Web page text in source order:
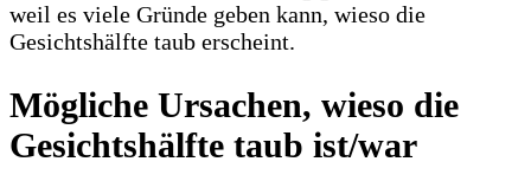
weil es viele Gründe geben kann, wieso die
Gesichtshälfte taub erscheint.
Mögliche Ursachen, wieso die
Gesichtshälfte taub ist/war